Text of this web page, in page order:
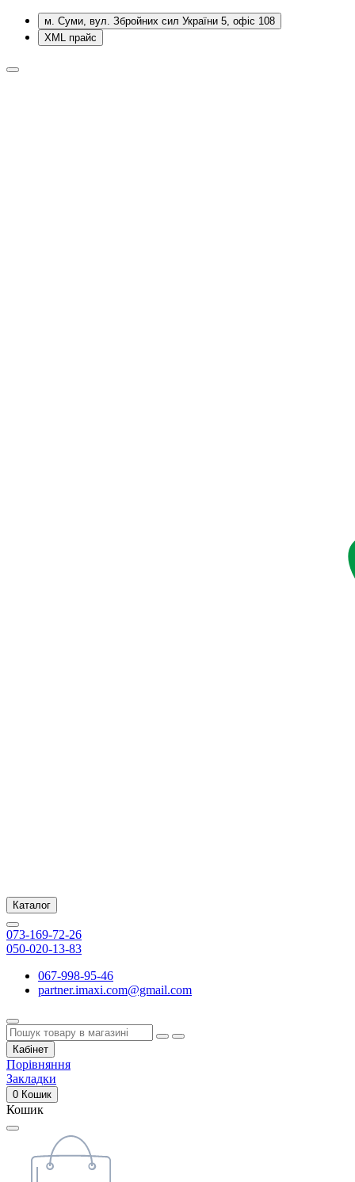
м. Суми, вул. Збройних сил України 5, офіс 108
XML прайс
Каталог
073-169-72-26
050-020-13-83
067-998-95-46
partner.imaxi.com@gmail.com
Кабінет
Порівняння
Закладки
0 Кошик
Кошик